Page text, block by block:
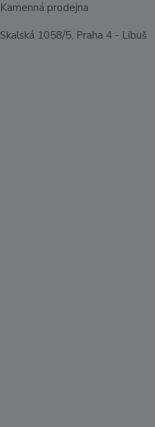
Kamenná prodejna
Skalská 1058/5, Praha 4 - Libuš